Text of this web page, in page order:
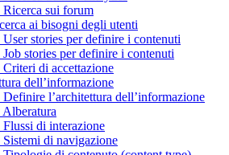
Ricerca sui forum
ai bisogni degli utenti
User stories per definire i contenuti
stories per definire i contenuti
Criteri di accettazione
dell’informazione
Definire l’architettura dell’informazione
Alberatura
Flussi di interazione
Sistemi di navigazione